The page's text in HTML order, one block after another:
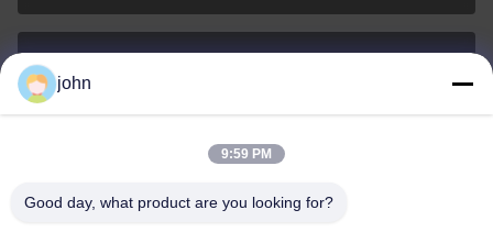
0086-153-7406-6785
john
9:59 PM
Good day, what product are you looking for?